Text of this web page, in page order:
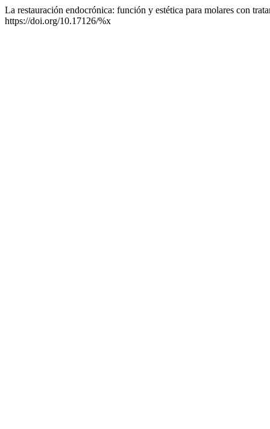
La restauración endocrónica: función y estética para molares con
https://doi.org/10.17126/%x